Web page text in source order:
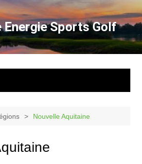
Energie Sports Golf
Nouvelle Aquitaine